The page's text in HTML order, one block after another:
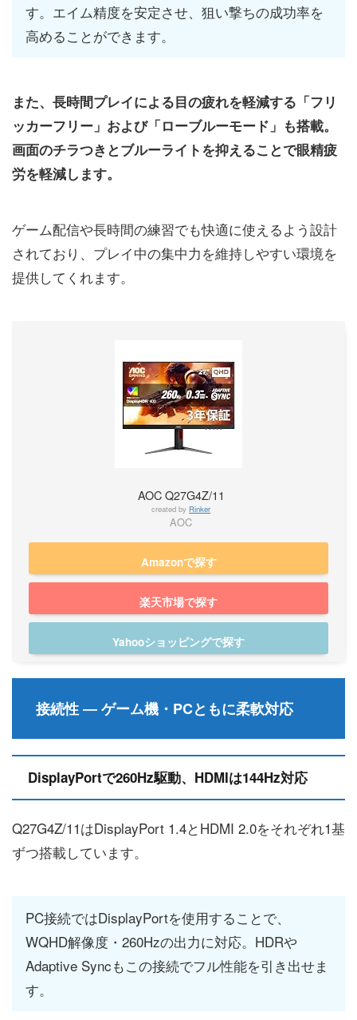
す。エイム精度を安定させ、狙い撃ちの成功率を
高めることができます。
また、長時間プレイによる目の疲れを軽減する「フリ
ッカーフリー」および「ローブルーモード」も搭載。
画面のチラつきとブルーライトを抑えることで眼精疲
労を軽減します。
ゲーム配信や長時間の練習でも快適に使えるよう設計
されており、プレイ中の集中力を維持しやすい環境を
提供してくれます。
AOC Q27G4Z/11
created by Rinker
AOC
Amazonで探す
楽天市場で探す
Yahooショッピングで探す
接続性 ― ゲーム機・PCともに柔軟対応
DisplayPortで260Hz駆動、HDMIは144Hz対応
Q27G4Z/11はDisplayPort 1.4とHDMI 2.0をそれぞれ1基
ずつ搭載しています。
PC接続ではDisplayPortを使用することで、
WQHD解像度・260Hzの出力に対応。HDRや
Adaptive Syncもこの接続でフル性能を引き出せま
す。